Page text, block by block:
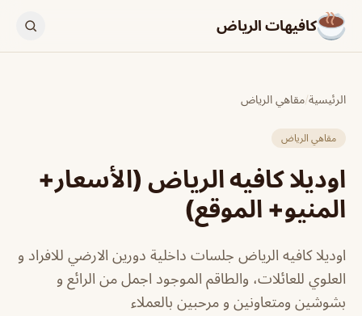
كافيهات الرياض
الرئيسية/مقاهي الرياض
مقاهي الرياض
اوديلا كافيه الرياض (الأسعار+
المنيو+ الموقع)
اوديلا كافيه الرياض جلسات داخلية دورين الارضي للافراد و
العلوي للعائلات، والطاقم الموجود اجمل من الرائع و
بشوشين ومتعاونين و مرحبين بالعملاء